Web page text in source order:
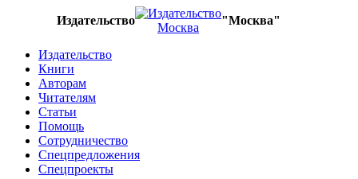
Издательство "Москва"
Издательство
Книги
Авторам
Читателям
Статьи
Помощь
Сотрудничество
Спецпредложения
Спецпроекты